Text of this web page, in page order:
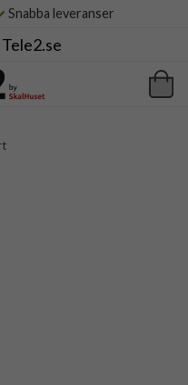
Snabba leveranser